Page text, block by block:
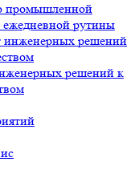
промышленной
ежедневной рутины
решений к